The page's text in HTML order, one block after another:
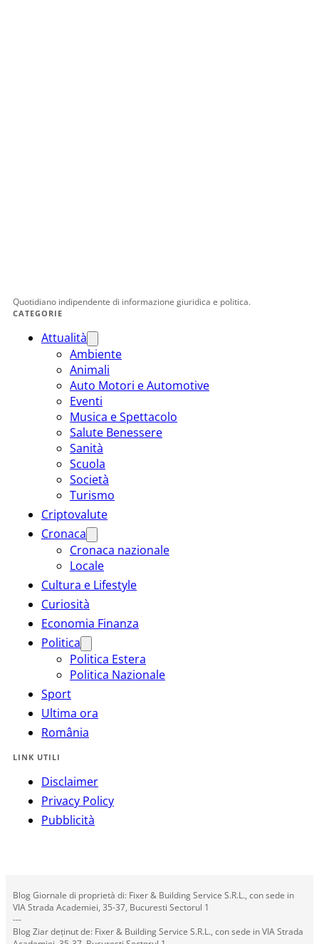
Quotidiano indipendente di informazione giuridica e politica.
CATEGORIE
Attualità
Ambiente
Animali
Auto Motori e Automotive
Eventi
Musica e Spettacolo
Salute Benessere
Sanità
Scuola
Società
Turismo
Criptovalute
Cronaca
Cronaca nazionale
Locale
Cultura e Lifestyle
Curiosità
Economia Finanza
Politica
Politica Estera
Politica Nazionale
Sport
Ultima ora
România
LINK UTILI
Disclaimer
Privacy Policy
Pubblicità
Blog Giornale di proprietà di: Fixer & Building Service S.R.L., con sede in
VIA Strada Academiei, 35-37, Bucuresti Sectorul 1
---
Blog Ziar deținut de: Fixer & Building Service S.R.L., con sede in VIA Strada